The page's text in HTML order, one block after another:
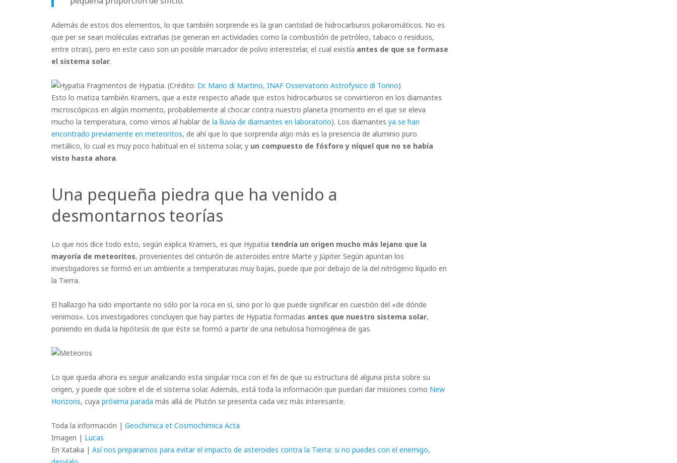
Además de estos dos elementos, lo que también sorprende es la gran cantidad de hidrocarburos poliaromáticos. No es
que per se sean moléculas extrañas (se generan en actividades como la combustión de petróleo, tabaco o residuos,
entre otras), pero en este caso son un posible marcador de polvo interestelar, el cual existía antes de que se formase
el sistema solar.
Fragmentos de Hypatia. (Crédito: Dr. Mario di Martino, INAF Osservatorio Astrofysico di Torino)
Esto lo matiza también Kramers, que a este respecto añade que estos hidrocarburos se convirtieron en los diamantes
microscópicos en algún momento, probablemente al chocar contra nuestro planeta (momento en el que se eleva
mucho la temperatura, como vimos al hablar de la lluvia de diamantes en laboratorio). Los diamantes ya se han
encontrado previamente en meteoritos, de ahí que lo que sorprenda algo más es la presencia de aluminio puro
metálico, lo cual es muy poco habitual en el sistema solar, y un compuesto de fósforo y níquel que no se había
visto hasta ahora.
Una pequeña piedra que ha venido a
desmontarnos teorías
Lo que nos dice todo esto, según explica Kramers, es que Hypatia tendría un origen mucho más lejano que la
mayoría de meteoritos, provenientes del cinturón de asteroides entre Marte y Júpiter. Según apuntan los
investigadores se formó en un ambiente a temperaturas muy bajas, puede que por debajo de la del nitrógeno líquido en
la Tierra.
El hallazgo ha sido importante no sólo por la roca en sí, sino por lo que puede significar en cuestión del «de dónde
venimos». Los investigadores concluyen que hay partes de Hypatia formadas antes que nuestro sistema solar,
poniendo en duda la hipótesis de que éste se formó a partir de una nebulosa homogénea de gas.
Lo que queda ahora es seguir analizando esta singular roca con el fin de que su estructura dé alguna pista sobre su
origen, y puede que sobre el de el sistema solar. Además, está toda la información que puedan dar misiones como New
Horizons, cuya próxima parada más allá de Plutón se presenta cada vez más interesante.
Toda la información | Geochimica et Cosmochimica Acta
Imagen | Lucas
En Xataka | Así nos preparamos para evitar el impacto de asteroides contra la Tierra: si no puedes con el enemigo,